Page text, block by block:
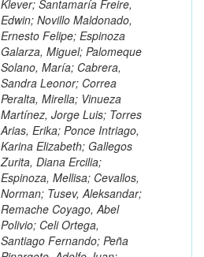
Klever; Santamaría Freire,
Edwin; Novillo Maldonado,
Ernesto Felipe; Espinoza
Galarza, Miguel; Palomeque
Solano, María; Cabrera,
Sandra Leonor; Correa
Peralta, Mirella; Vinueza
Martínez, Jorge Luis; Torres
Arias, Erika; Ponce Intriago,
Karina Elizabeth; Gallegos
Zurita, Diana Ercilia;
Espinoza, Mellisa; Cevallos,
Norman; Tusev, Aleksandar;
Remache Coyago, Abel
Polivio; Celi Ortega,
Santiago Fernando; Peña